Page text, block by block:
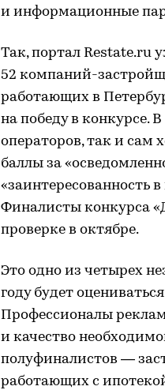
и информационные
Так, портал Restate.ru
52 компаний-
работающих в
на победу в конкурсе.
операторов, так и сам
баллы за
«заинтересованность
Финалисты конкурса
проверке в октябре.
Это одно из четырех
году будет
Профессионалы
и качество
полуфиналистов —
работающих с